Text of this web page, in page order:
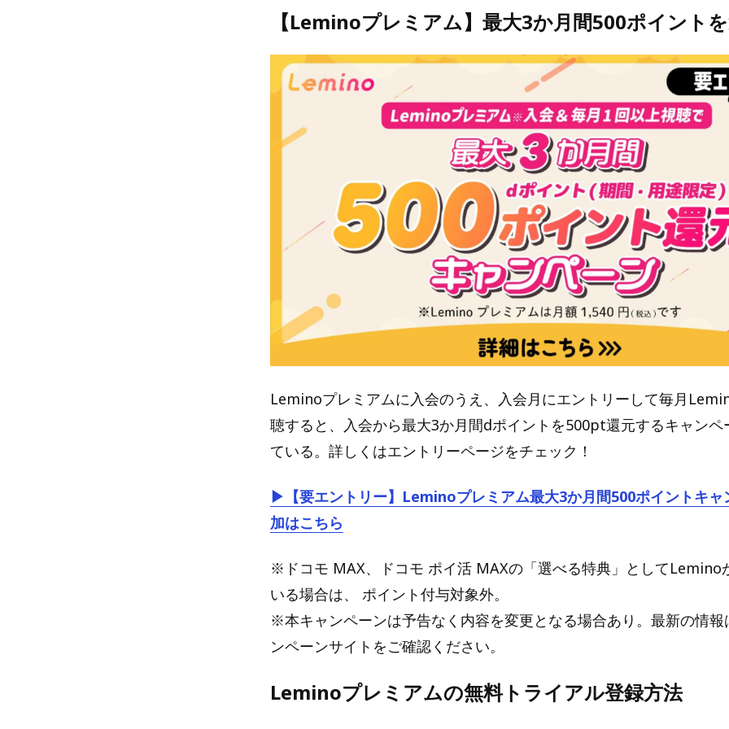
【Leminoプレミアム】最大3か月間500ポイント
Leminoプレミアムに入会のうえ、入会月にエントリーして毎月
聴すると、入会から最大3か月間dポイントを500pt還元するキャンペ
ている。詳しくはエントリーページをチェック！
▶【要エントリー】Leminoプレミアム最大3か月間500ポイントキャ
加はこちら
※ドコモ MAX、ドコモ ポイ活 MAXの「選べる特典」としてLemino
いる場合は、 ポイント付与対象外。
※本キャンペーンは予告なく内容を変更となる場合あり。最新の情
ンペーンサイトをご確認ください。
Leminoプレミアムの無料トライアル登録方法